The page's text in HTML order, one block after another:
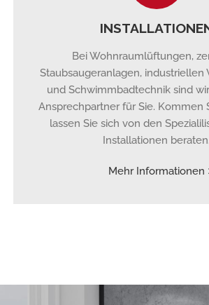
Bei Wohnraumlüftungen,
Staubsaugeranlagen, industriellen
und Schwimmbadtechnik sind
Ansprechpartner für Sie. Kommen
lassen Sie sich von den
Installationen beraten.
Mehr Informationen